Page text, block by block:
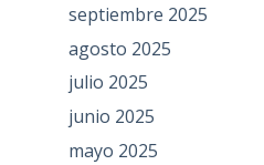
septiembre 2025
agosto 2025
julio 2025
junio 2025
mayo 2025